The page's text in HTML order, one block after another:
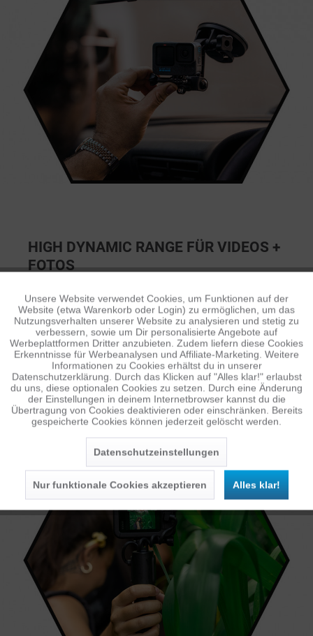
HIGH DYNAMIC RANGE FÜR VIDEOS +
FOTOS
4K) und Fotos neue Maßstäbe in Sachen Bildqualität.
HDR eignet sich hervorragend für Umgebungen, in denen
es sowohl Schatten als auch helles Licht gibt, denn es
fängt die feinen Details der Szene ein, die normalerweise
in der Dunkelheit der Schatten verschwinden oder in den
hellen Bereichen deiner Aufnahme untergehen würden.
Das Ergebnis sind besonders dynamische Aufnahmen mit
lebensechten Farben und Details.
Funktionale Aktiv
Tracking Inaktiv
Personalisierung Inaktiv
Service Inaktiv
Unsere Website verwendet Cookies, um Funktionen auf der
Website (etwa Warenkorb oder Login) zu ermöglichen, um das
Nutzungsverhalten unserer Website zu analysieren und stetig zu
verbessern, sowie um Dir personalisierte Angebote auf
Werbeplattformen Dritter anzubieten. Zudem liefern diese Cookies
Erkenntnisse für Werbeanalysen und Affiliate-Marketing. Weitere
Informationen zu Cookies erhältst du in unserer
Datenschutzerklärung. Durch das Klicken auf "Alles klar!" erlaubst
du uns, diese optionalen Cookies zu setzen. Durch eine Änderung
der Einstellungen in deinem Internetbrowser kannst du die
Übertragung von Cookies deaktivieren oder einschränken. Bereits
gespeicherte Cookies können jederzeit gelöscht werden.
Datenschutzeinstellungen
Nur funktionale Cookies akzeptieren Alles klar!